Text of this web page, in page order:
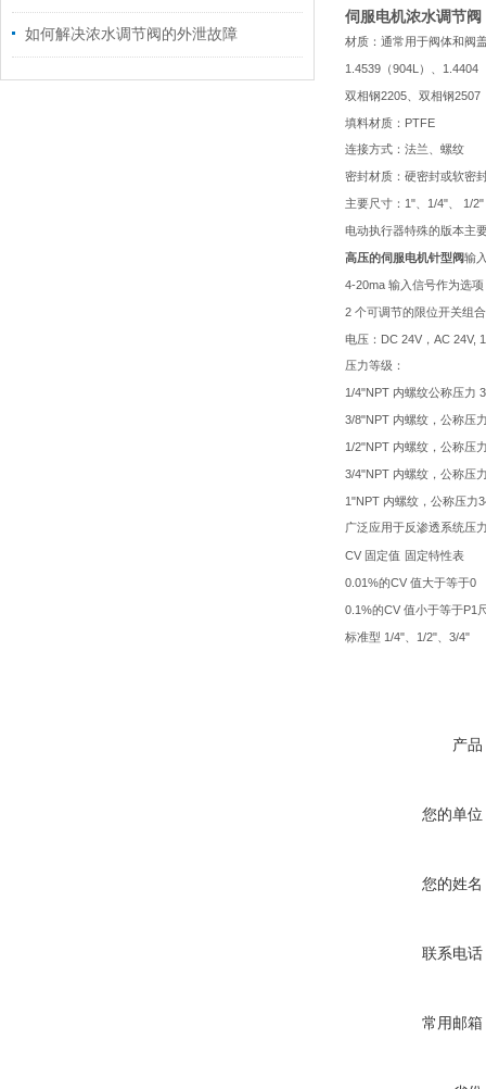
伺服电机浓水调节阀
材质：通常用于阀体和阀
1.4539 （904L ）、 1.4404
双相钢2205 、双相钢2507
填料材质： PTFE
连接方式：法兰、螺纹
密封材质：硬密封或软密
主要尺寸： 1" 1/4" 1/2"
电动执行器特殊的版本主
高压的伺服电机针型阀输
4-20ma 输入信号作为选项
2 个可调节的限位开关组合
电压： DC 24V ， AC 24V,
压力等级：
1/4"NPT 内螺纹公称压力
3/8"NPT 内螺纹，公称压
1/2"NPT 内螺纹，公称压
3/4"NPT 内螺纹，公称压
1"NPT 内螺纹，公称压力
广泛应用于反渗透系统压
CV 固定值 固定特性表
0.01%的CV 值大于等于0
0.1%的CV 值小于等于P1
标准型 1/4" 1/2" 3/4"
产品
您的单位
您的姓名
联系电话
常用邮箱
如何解决浓水调节阀的外泄故障